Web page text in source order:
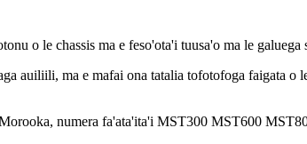
o le chassis ma e feso'ota'i tuusa'o ma le galuega
auiliili, ma e mafai ona tatalia tofotofoga faigata o
numera fa'ata'ita'i MST300 MST600